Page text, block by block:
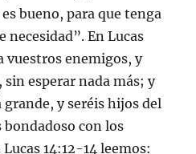
bueno, para que tenga
necesidad”. En Lucas
vuestros enemigos, y
esperar nada más; y
y seréis hijos del
con los
14:12-14 leemos: